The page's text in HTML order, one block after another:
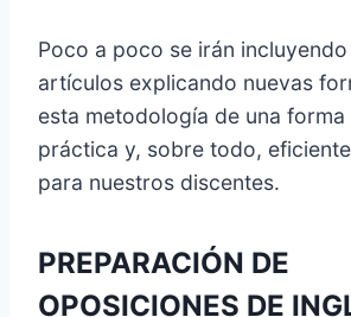
Poco a poco se irán
artículos explicando nuevas
esta metodología de una forma
práctica y, sobre todo,
para nuestros discentes.
PREPARACIÓN DE
OPOSICIONES DE